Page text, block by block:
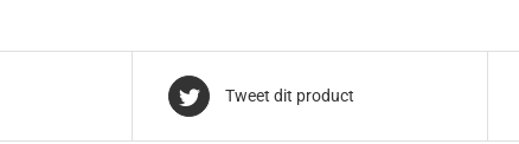
Tweet dit product